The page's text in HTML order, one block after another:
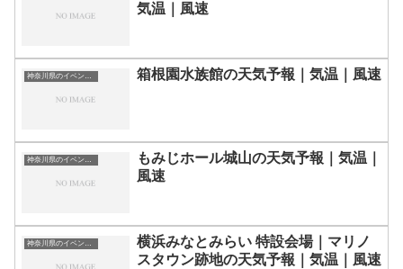
気温｜風速
神奈川県のイベント会場一覧 箱根園水族館の天気予報｜気温｜風速
神奈川県のイベント会場一覧
もみじホール城山の天気予報｜気温｜
風速
神奈川県のイベント会場一覧
横浜みなとみらい 特設会場｜マリノ
スタウン跡地の天気予報｜気温｜風速